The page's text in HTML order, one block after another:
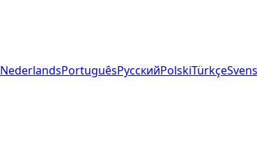
NederlandsPortuguêsРусскийPolskiTürkçe